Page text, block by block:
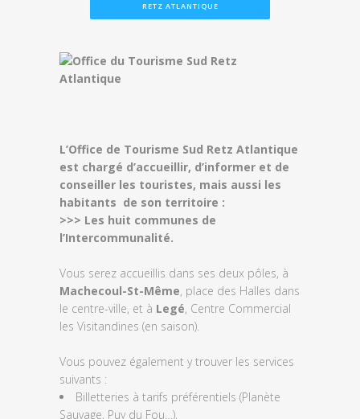
RETZ ATLANTIQUE
L’Office de Tourisme Sud Retz Atlantique
est chargé d’accueillir, d’informer et de
conseiller les touristes, mais aussi les
habitants de son territoire :
>>> Les huit communes de
l’Intercommunalité.
Vous serez accueillis dans ses deux pôles, à
Machecoul-St-Même, place des Halles dans
le centre-ville, et à Legé, Centre Commercial
les Visitandines (en saison).
Vous pouvez également y trouver les services
suivants :
Billetteries à tarifs préférentiels (Planète
Sauvage, Puy du Fou…),